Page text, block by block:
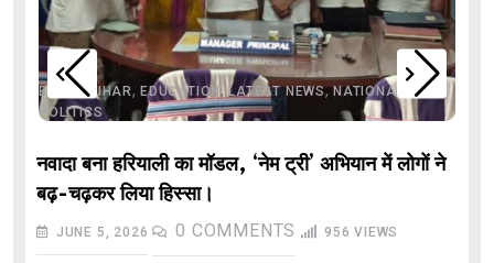
BIHAR,BIHAR, EDUCATION ,LATEST NEWS,NATIONAL
POLITICS
नवादा बना हरियाली का मॉडल, ‘नेम ट्री’ अभियान में लोगों ने
बढ़-चढ़कर लिया हिस्सा।
JUNE 5, 2026 0 COMMENTS 956 VIEWS